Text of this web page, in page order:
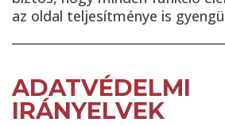
az oldal teljesítménye is
ADATVÉDELMI
IRÁNYELVEK